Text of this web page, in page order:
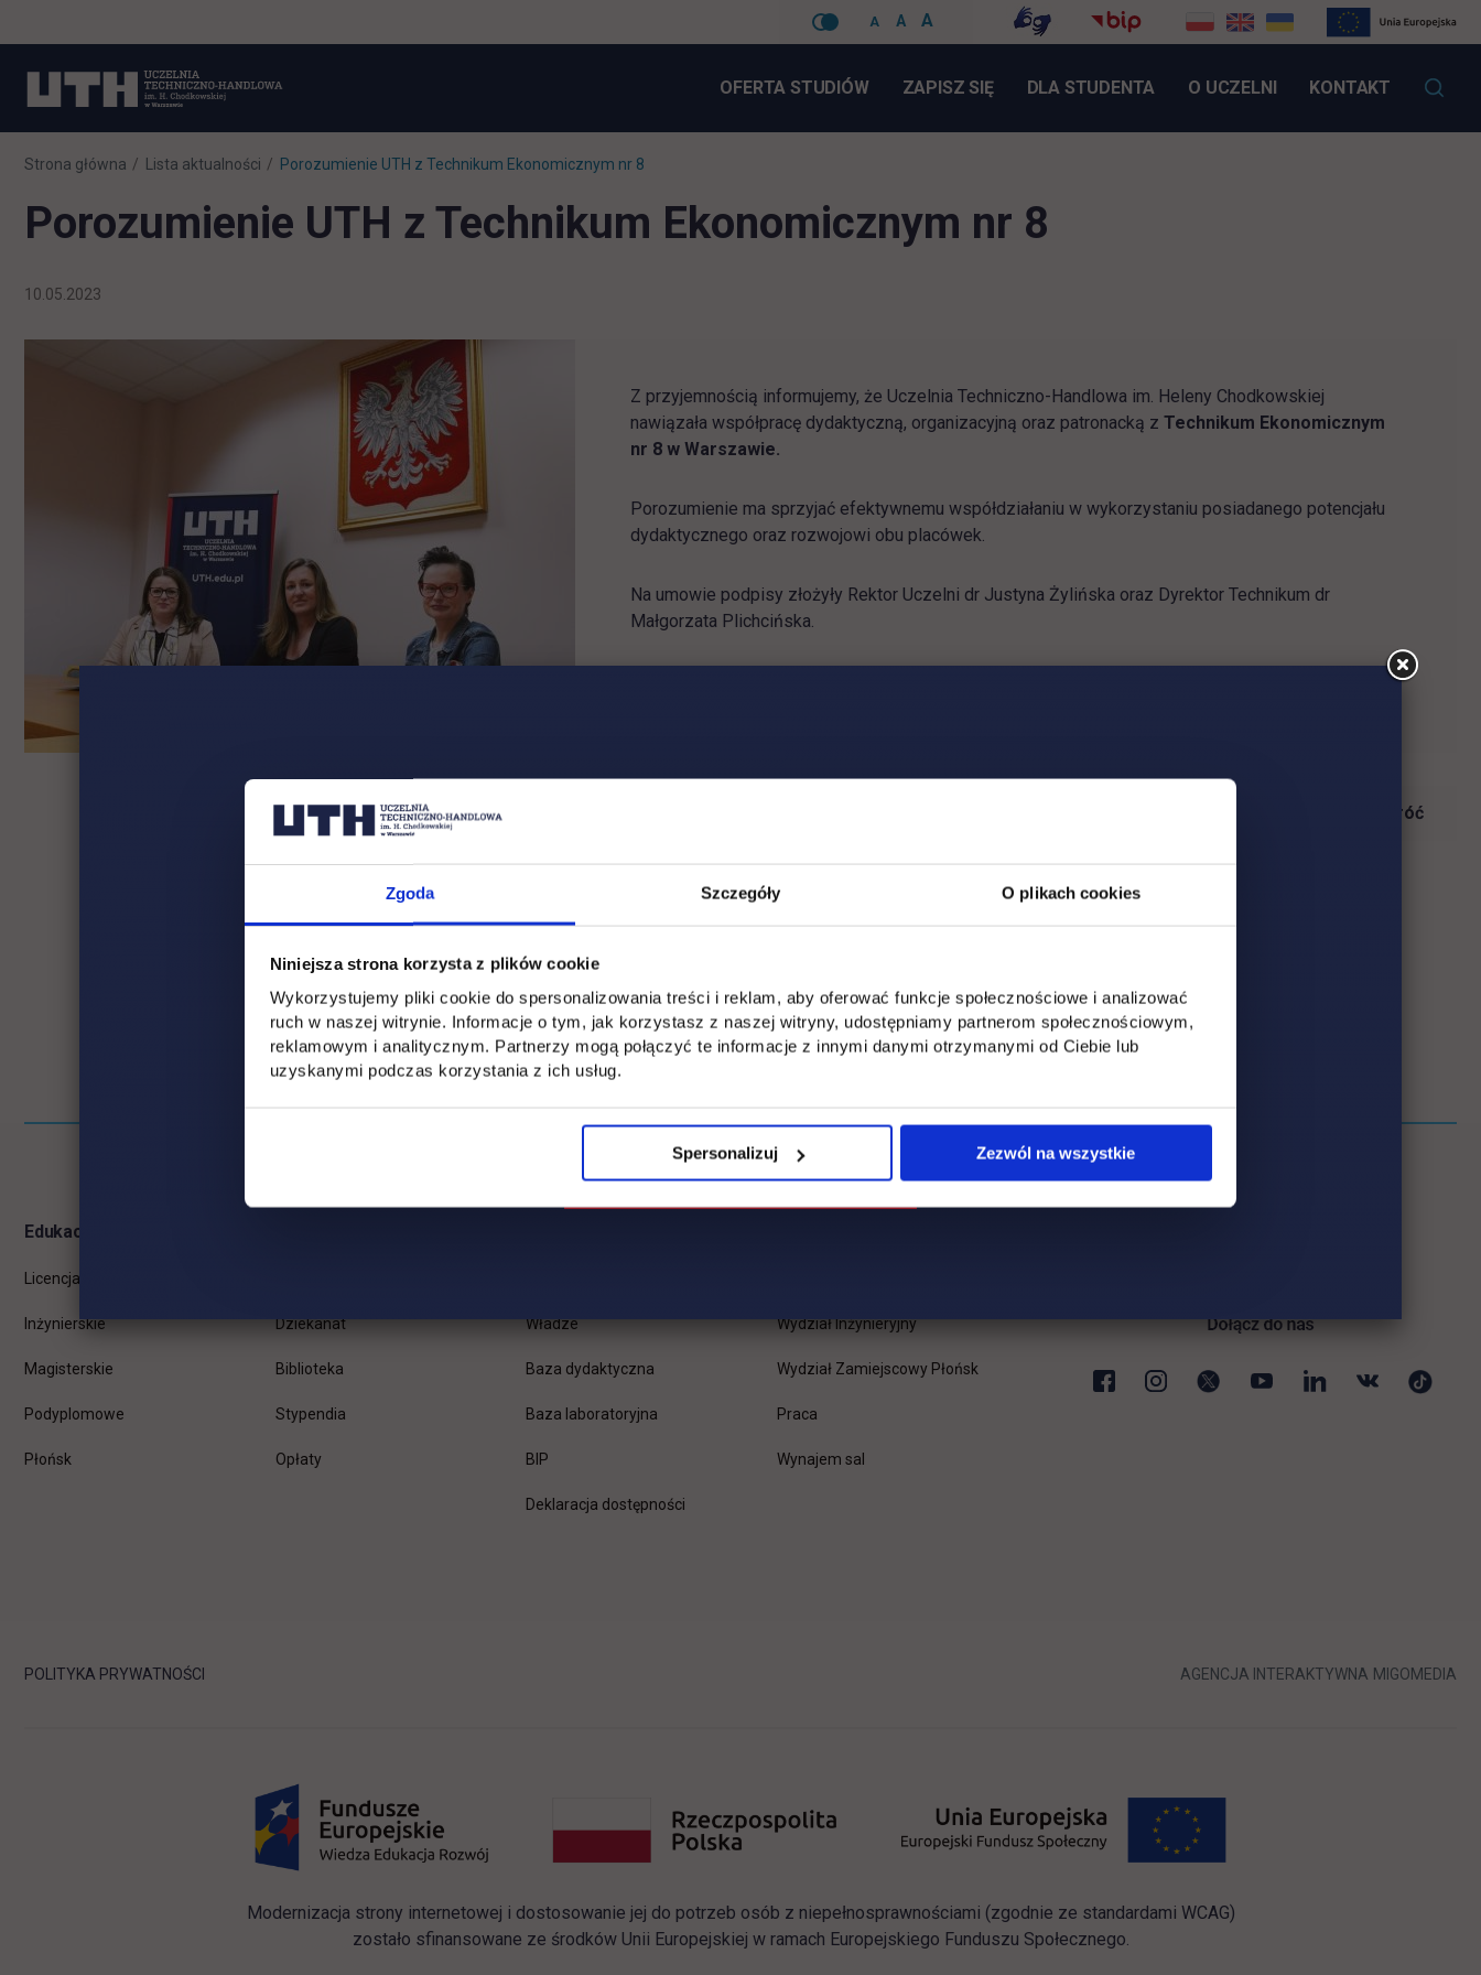
Zgoda Szczegóły O plikach cookies
Niniejsza strona korzysta z plików cookie
Wykorzystujemy pliki cookie do spersonalizowania treści i reklam, aby oferować funkcje społecznościowe i analizować
ruch w naszej witrynie. Informacje o tym, jak korzystasz z naszej witryny, udostępniamy partnerom społecznościowym,
reklamowym i analitycznym. Partnerzy mogą połączyć te informacje z innymi danymi otrzymanymi od Ciebie lub
uzyskanymi podczas korzystania z ich usług.
Spersonalizuj Zezwól na wszystkie
A A
A
nawigacje
OFERTA STUDIÓW ZAPISZ SIĘLINK OTWIERA SIĘ W NOWEJ KARCIE
DLA STUDENTA O UCZELNI KONTAKT
Strona główna Lista aktualności Porozumienie UTH z Technikum Ekonomicznym nr 8
Porozumienie UTH z Technikum Ekonomicznym nr 8
10.05.2023
Z przyjemnością informujemy, że Uczelnia Techniczno-Handlowa im. Heleny Chodkowskiej
nawiązała współpracę dydaktyczną, organizacyjną oraz patronacką z Technikum Ekonomicznym
nr 8 w Warszawie.
Porozumienie ma sprzyjać efektywnemu współdziałaniu w wykorzystaniu posiadanego potencjału
dydaktycznego oraz rozwojowi obu placówek.
Na umowie podpisy złożyły Rektor Uczelni dr Justyna Żylińska oraz Dyrektor Technikum dr
Małgorzata Plichcińska.
link otwiera się w
Wróć
Edukacja
Licencjackie
Inżynierskie
Magisterskie
Podyplomowe
Płońsk
Dziekanat
Biblioteka
Stypendia
Opłaty
Władze
Baza dydaktyczna
Baza laboratoryjna
BIP
Deklaracja dostępności
Wydział Inżynieryjny
Wydział Zamiejscowy Płońsk
Pracalink otwiera się w nowej karcie
Wynajem sal
POLITYKA PRYWATNOŚCI AGENCJA INTERAKTYWNA LINK OTWIERA
MIGOMEDIA
Modernizacja strony internetowej i dostosowanie jej do potrzeb osób z niepełnosprawnościami (zgodnie ze standardami WCAG)
zostało sfinansowane ze środków Unii Europejskiej w ramach Europejskiego Funduszu Społecznego.